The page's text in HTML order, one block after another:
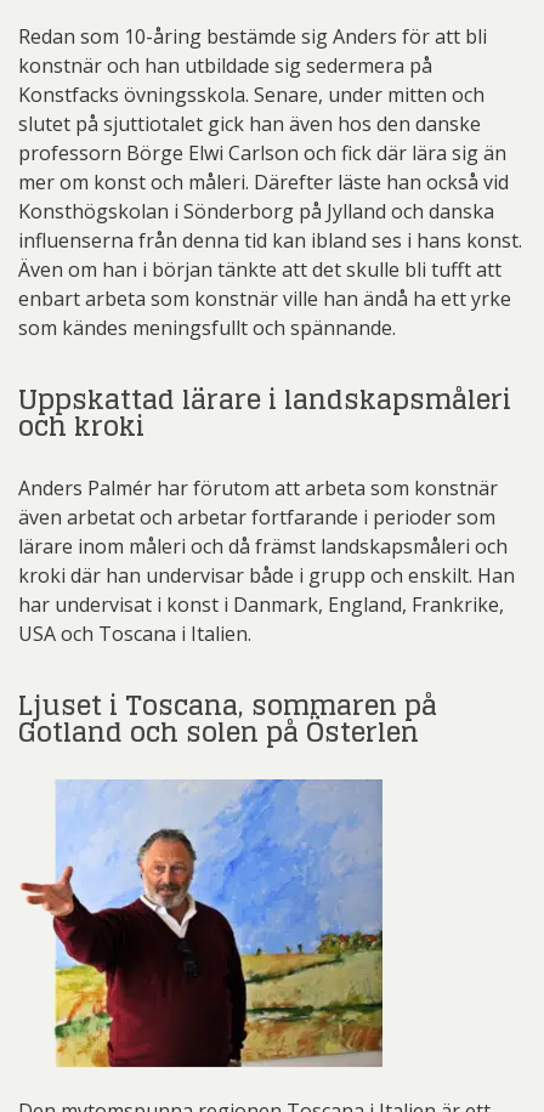
Redan som 10-åring bestämde sig Anders för att bli
konstnär och han utbildade sig sedermera på
Konstfacks övningsskola. Senare, under mitten och
slutet på sjuttiotalet gick han även hos den danske
professorn Börge Elwi Carlson och fick där lära sig än
mer om konst och måleri. Därefter läste han också vid
Konsthögskolan i Sönderborg på Jylland och danska
influenserna från denna tid kan ibland ses i hans konst.
Även om han i början tänkte att det skulle bli tufft att
enbart arbeta som konstnär ville han ändå ha ett yrke
som kändes meningsfullt och spännande.
Uppskattad lärare i landskapsmåleri
och kroki
Anders Palmér har förutom att arbeta som konstnär
även arbetat och arbetar fortfarande i perioder som
lärare inom måleri och då främst landskapsmåleri och
kroki där han undervisar både i grupp och enskilt. Han
har undervisat i konst i Danmark, England, Frankrike,
USA och Toscana i Italien.
Ljuset i Toscana, sommaren på
Gotland och solen på Österlen